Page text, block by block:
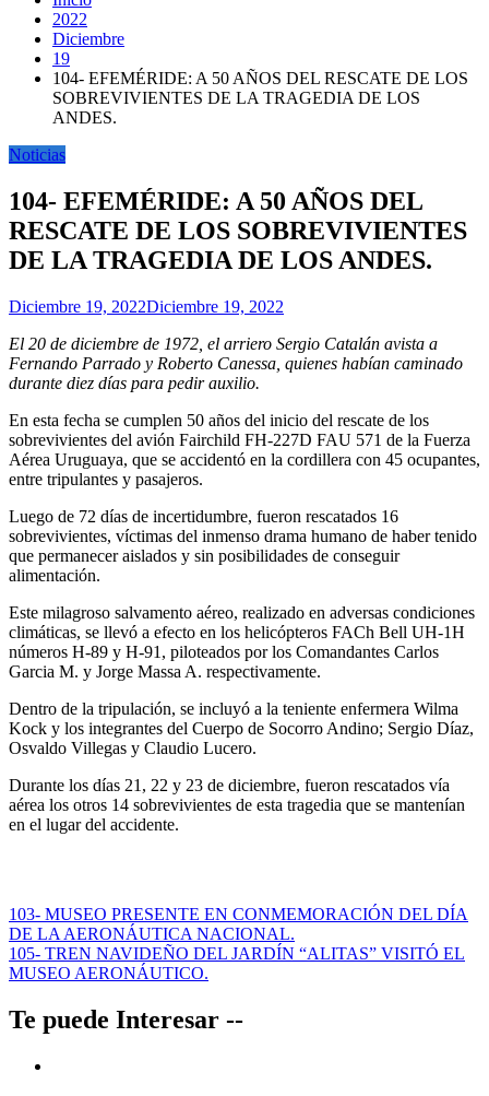
2022
Diciembre
19
104- EFEMÉRIDE: A 50 AÑOS DEL RESCATE DE LOS
SOBREVIVIENTES DE LA TRAGEDIA DE LOS
ANDES.
Noticias
104- EFEMÉRIDE: A 50 AÑOS DEL
RESCATE DE LOS SOBREVIVIENTES
DE LA TRAGEDIA DE LOS ANDES.
Diciembre 19, 2022Diciembre 19, 2022
El 20 de diciembre de 1972, el arriero Sergio Catalán avista a
Fernando Parrado y Roberto Canessa, quienes habían caminado
durante diez días para pedir auxilio.
En esta fecha se cumplen 50 años del inicio del rescate de los
sobrevivientes del avión Fairchild FH-227D FAU 571 de la Fuerza
Aérea Uruguaya, que se accidentó en la cordillera con 45 ocupantes,
entre tripulantes y pasajeros.
Luego de 72 días de incertidumbre, fueron rescatados 16
sobrevivientes, víctimas del inmenso drama humano de haber tenido
que permanecer aislados y sin posibilidades de conseguir
alimentación.
Este milagroso salvamento aéreo, realizado en adversas condiciones
climáticas, se llevó a efecto en los helicópteros FACh Bell UH-1H
números H-89 y H-91, piloteados por los Comandantes Carlos
Garcia M. y Jorge Massa A. respectivamente.
Dentro de la tripulación, se incluyó a la teniente enfermera Wilma
Kock y los integrantes del Cuerpo de Socorro Andino; Sergio Díaz,
Osvaldo Villegas y Claudio Lucero.
Durante los días 21, 22 y 23 de diciembre, fueron rescatados vía
aérea los otros 14 sobrevivientes de esta tragedia que se mantenían
en el lugar del accidente.
Navegación
de
entradas
103- MUSEO PRESENTE EN CONMEMORACIÓN DEL DÍA
DE LA AERONÁUTICA NACIONAL.
105- TREN NAVIDEÑO DEL JARDÍN “ALITAS” VISITÓ EL
MUSEO AERONÁUTICO.
Te puede Interesar --